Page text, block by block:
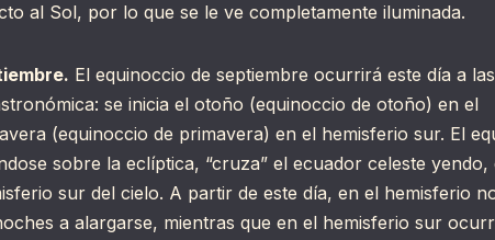
al Sol, por lo que se le ve completamente iluminada.
El equinoccio de septiembre ocurrirá este día a las
se inicia el otoño (equinoccio de otoño) en el
(equinoccio de primavera) en el hemisferio sur. El
sobre la eclíptica, “cruza” el ecuador celeste yendo,
sur del cielo. A partir de este día, en el hemisferio
a alargarse, mientras que en el hemisferio sur